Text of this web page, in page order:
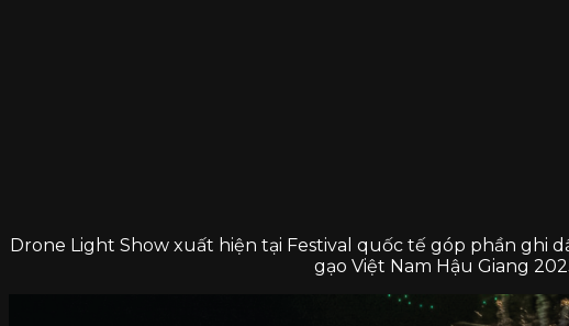
Drone Light Show xuất hiện tại Festival quốc tế góp phần ghi
gạo Việt Nam Hậu Giang